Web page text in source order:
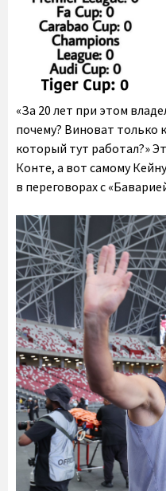
«За 20 лет при этом
почему? Виноват только
который тут работал?»
Конте, а вот самому
в переговорах с